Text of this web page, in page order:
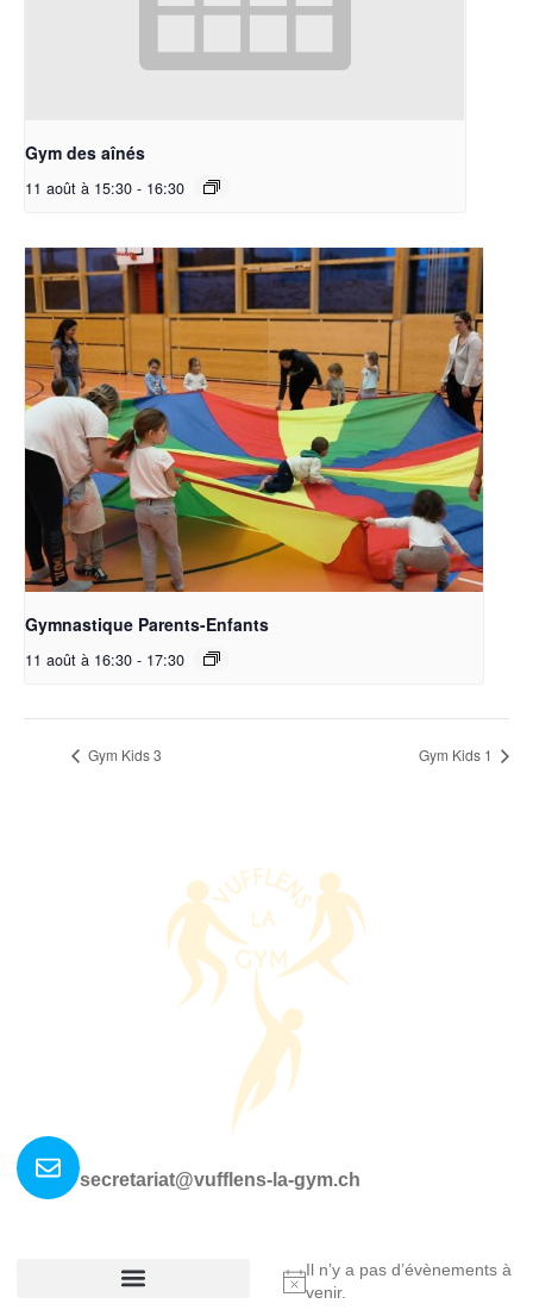
Gym des aînés
11 août à 15:30 - 16:30
Gymnastique Parents-Enfants
11 août à 16:30 - 17:30
Gym Kids 3 Gym Kids 1
secretariat@vufflens-la-gym.ch
Notice
Il n’y a pas d’évènements à
venir.